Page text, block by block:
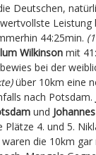
Deutschen,
44:25min.
Wilkinson mit
bei der
über 10km eine
nach Potsdam.
und
4. und 5.
waren die 10km